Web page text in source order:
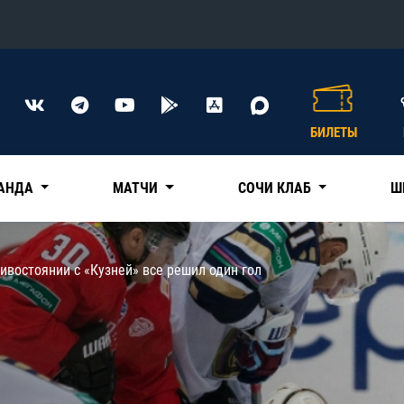
Конференция «Восток»
Нефтехимик
Трактор
Дивизион Чернышева
Авангард
Адмирал
КХЛ
БИЛЕТЫ
МАТЧИ СОЧИ КЛАБ
с «Кузней» все решил один гол